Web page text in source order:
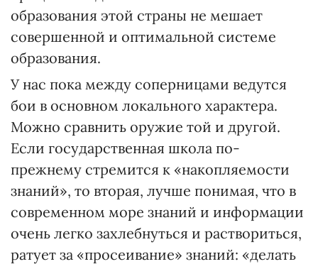
образования этой страны не мешает
совершенной и оптимальной системе
образования.
У нас пока между соперницами ведутся
бои в основном локального характера.
Можно сравнить оружие той и другой.
Если государственная школа по-
прежнему стремится к «накопляемости
знаний», то вторая, лучше понимая, что в
современном море знаний и информации
очень легко захлебнуться и раствориться,
ратует за «просеивание» знаний: «делать